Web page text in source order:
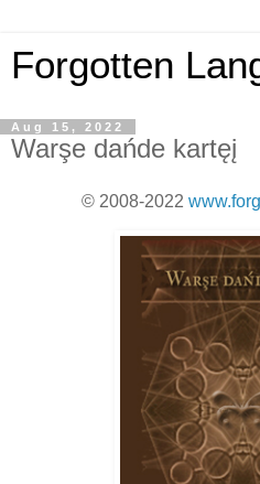
Forgotten
Aug 15, 2022
Warşe dańde kartęį
© 2008-2022